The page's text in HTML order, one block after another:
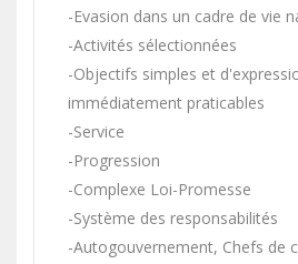
-Evasion dans un cadre de vie
-Activités sélectionnées
-Objectifs simples et
immédiatement praticables
-Service
-Progression
-Complexe Loi-Promesse
-Système des responsabilités
-Autogouvernement, Chefs de